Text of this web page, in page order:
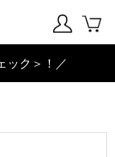
ック＞！／